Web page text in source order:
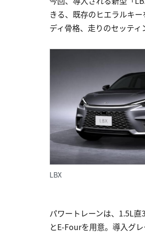
きる、既存のヒエラルキ
ディ骨格、走りのセッテ
LBX
パワートレーンは、1.5L
とE-Fourを用意。導入グ